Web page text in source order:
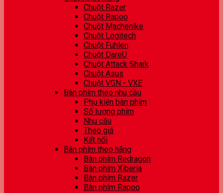
Chuột Razer
Chuột Rapoo
Chuột Machenike
Chuột Logitech
Chuột Fuhlen
Chuột DareU
Chuột Attack Shark
Chuột Asus
Chuột VGN - VXE
Bàn phím theo nhu cầu
Phụ kiện bàn phím
Số lượng phím
Nhu cầu
Theo giá
Kết nối
Bàn phím theo hãng
Bàn phím Redragon
Bàn phím Xiberia
Bàn phím Razer
Bàn phím Rapoo